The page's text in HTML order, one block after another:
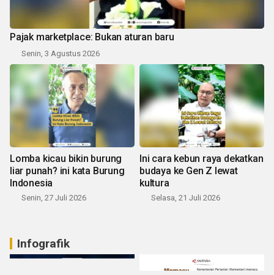
Pajak marketplace: Bukan aturan baru
Senin, 3 Agustus 2026
Lomba kicau bikin burung
liar punah? ini kata Burung
Indonesia
Senin, 27 Juli 2026
Ini cara kebun raya dekatkan
budaya ke Gen Z lewat
kultura
Selasa, 21 Juli 2026
Infografik